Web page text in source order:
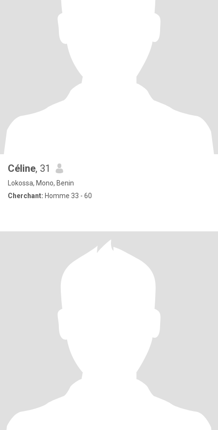
Céline, 31
Lokossa, Mono, Benin
Cherchant: Homme 33 - 60